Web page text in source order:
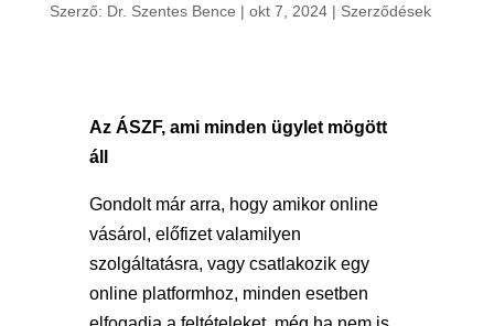
Szerző: Dr. Szentes Bence | okt 7, 2024| Szerződések
Az ÁSZF, ami minden ügylet mögött
áll
Gondolt már arra, hogy amikor online
vásárol, előfizet valamilyen
szolgáltatásra, vagy csatlakozik egy
online platformhoz, minden esetben